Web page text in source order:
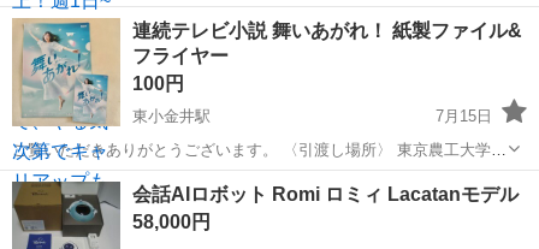
気次第でキャリアップも可能な環境です★ 時給： 1,800円~ アクセ
ス：中央線[快速] 東小金井 徒歩1分;多摩川線 新小金井 徒歩9分 オスス
メ...
東京 小金井市 歯科衛生士
連続テレビ小説 舞いあがれ！ 紙製ファイル&
フライヤー
100円
東小金井駅
7月15日
ご覧いただきありがとうございます。 〈引渡し場所〉 東京農工大学
小金井キャンパス 正門前。 変更希望があれば連絡ください。 徒歩〜
自転車圏内なら対応できます。 〈日時〉 メッセージにて決定します。
希望日時をお伝えくだ...
東京 小金井市 東小金井駅
会話AIロボット Romi ロミィ Lacatanモデル
58,000円